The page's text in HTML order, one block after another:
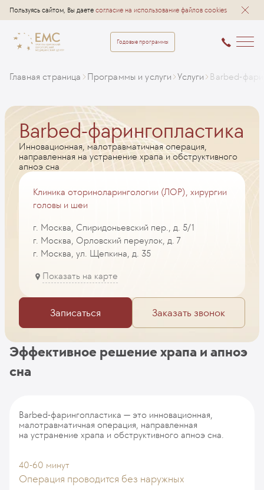
Пользуясь сайтом, Вы даете согласие на использование файлов cookies
Годовые программы
Главная страница Программы и услуги Услуги Barbed-
Barbed-фарингопластика
Инновационная, малотравматичная операция,
направленная на устранение храпа и обструктивного
апноэ сна
Клиника оториноларингологии (ЛОР), хирургии
головы и шеи
г. Москва, Спиридоньевский пер., д. 5/1
г. Москва, Орловский переулок, д. 7
г. Москва, ул. Щепкина, д. 35
Показать на карте
Записаться Заказать звонок
Эффективное решение храпа и апноэ
сна
Barbed-фарингопластика — это инновационная,
малотравматичная операция, направленная
на устранение храпа и обструктивного апноэ сна.
40-60 минут
Операция проводится без наружных